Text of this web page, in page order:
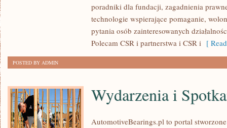
poradniki dla fundacji, zagadnienia
technologie wspierające pomaganie,
pytania osób zainteresowanych
Polecam CSR i partnerstwa i CSR i [
POSTED BY ADMIN
Wydarzenia i
AutomotiveBearings.pl to portal